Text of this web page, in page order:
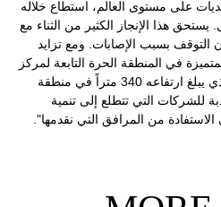
على مستوى العالم، استطاع خلاله
هذا الإنجاز الكثير من الثناء مع
دون التوقف بسبب الإصابات. ومع تزايد
في المنطقة الحرة التابعة لمركز
دبي للسلع المتعددة، فإن البرج الذي يبلغ ارتفاعه 340 متراً في منطقة
للشركات التي تتطلع إلى تنمية
الاستفادة من المرافق التي نقدمها".